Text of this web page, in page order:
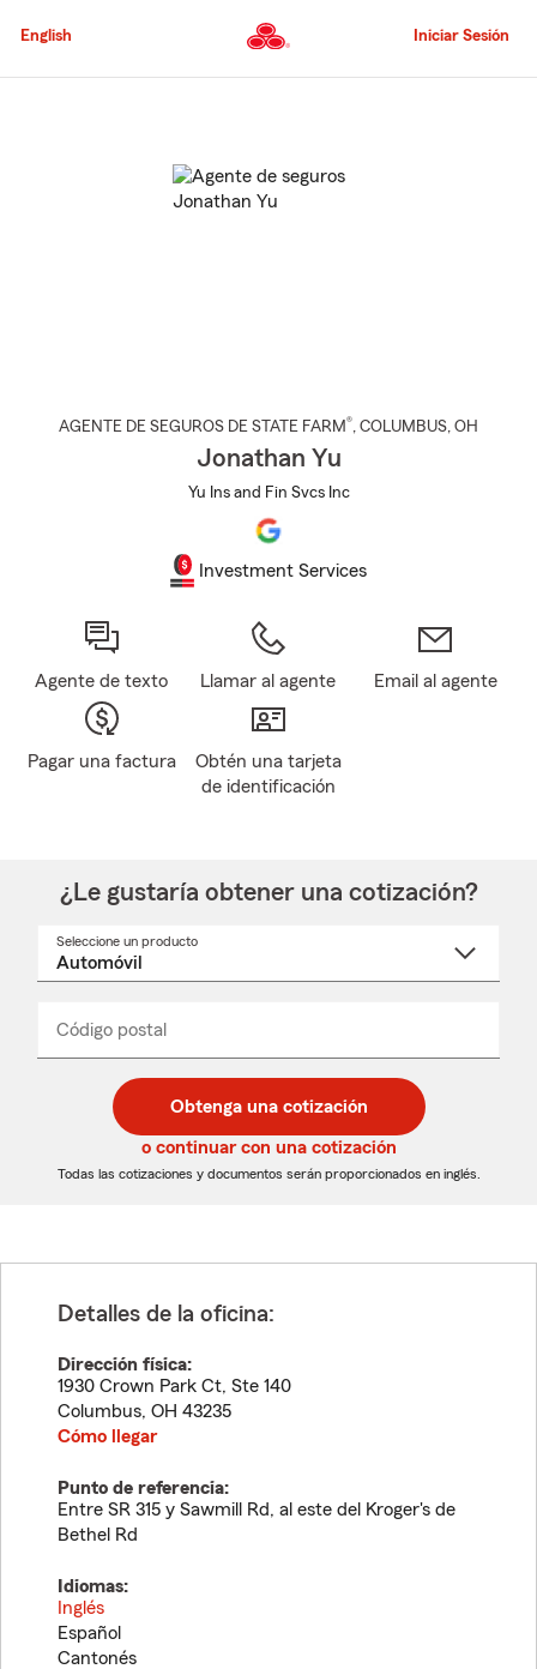
al
principal
English Iniciar Sesión
AGENTE DE SEGUROS DE STATE FARM®, COLUMBUS, OH
Jonathan Yu
Yu Ins and Fin Svcs Inc
Investment Services
Agente de texto Llamar al agente Email al agente
Pagar una factura
Obtén una tarjeta
de identificación
¿Le gustaría obtener una cotización?
Seleccione un producto
desplegable
Código postal
de
5
dígitos
de
5
dígitos
_____
Obtenga una cotización
o continuar con una cotización
Todas las cotizaciones y documentos serán proporcionados en inglés.
Detalles de la oficina:
Dirección física:
1930 Crown Park Ct, Ste 140
Columbus, OH 43235
Cómo llegar
Punto de referencia:
Entre SR 315 y Sawmill Rd, al este del Kroger's de
Bethel Rd
Idiomas:
Inglés
Español
Cantonés